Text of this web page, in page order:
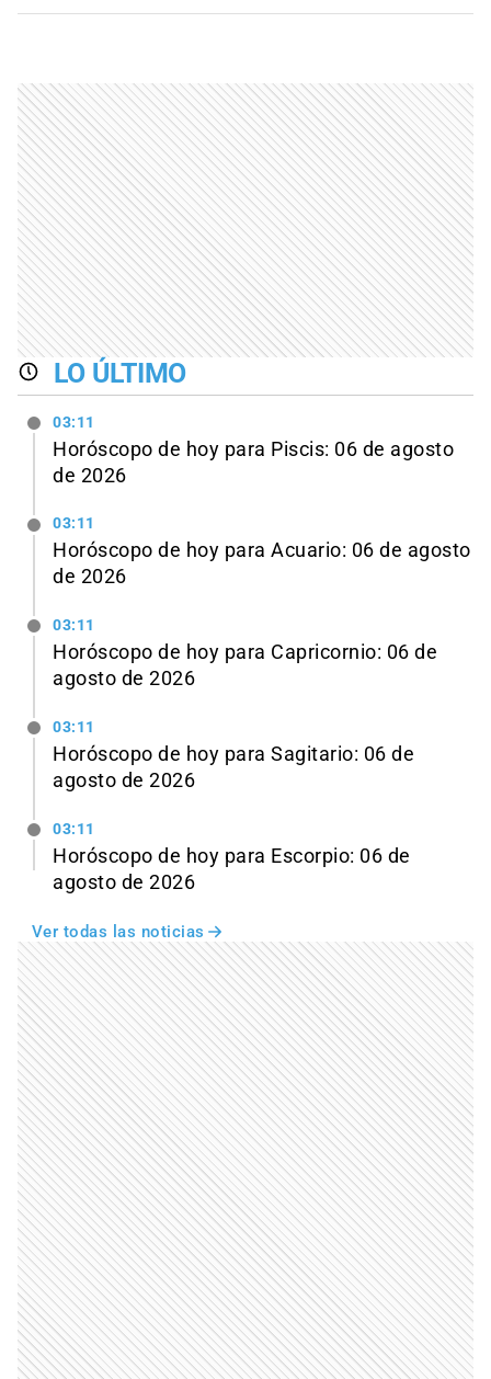
LO ÚLTIMO
03:11
Horóscopo de hoy para Piscis: 06 de agosto
de 2026
03:11
Horóscopo de hoy para Acuario: 06 de agosto
de 2026
03:11
Horóscopo de hoy para Capricornio: 06 de
agosto de 2026
03:11
Horóscopo de hoy para Sagitario: 06 de
agosto de 2026
03:11
Horóscopo de hoy para Escorpio: 06 de
agosto de 2026
Ver todas las noticias